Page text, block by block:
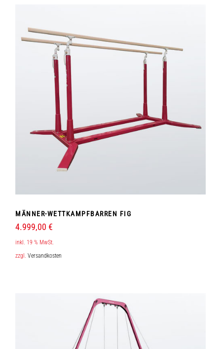
MÄNNER-WETTKAMPFBARREN FIG
4.999,00 €
inkl. 19 % MwSt.
zzgl.Versandkosten